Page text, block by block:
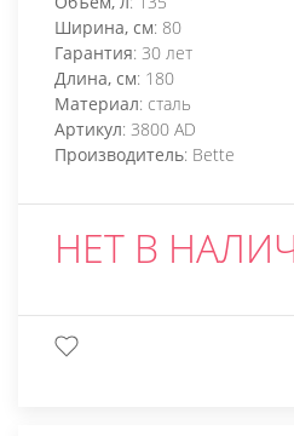
Ширина, см: 80
Гарантия: 30 лет
Длина, см: 180
Материал: сталь
Артикул: 3800 AD
Производитель: Bette
НЕТ В